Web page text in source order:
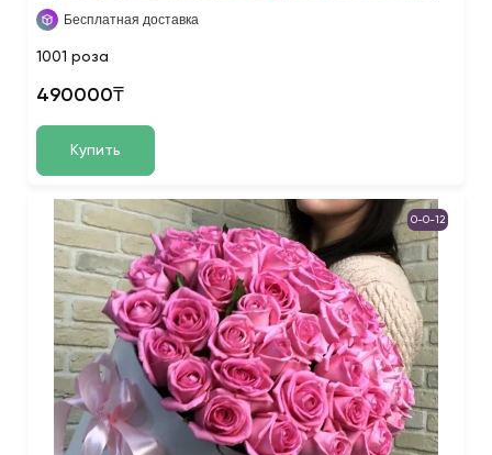
Бесплатная доставка
1001 роза
490000₸
Купить
0-0-12